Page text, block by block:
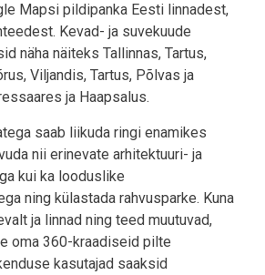
Mapsi pildipanka Eesti linnadest,
Kevad- ja suvekuude
näha näiteks Tallinnas, Tartus,
Viljandis, Tartus, Põlvas ja
ja Haapsalus.
saab liikuda ringi enamikes
nii erinevate arhitektuuri- ja
kui ka looduslike
ning külastada rahvusparke. Kuna
ja linnad ning teed muutuvad,
oma 360-kraadiseid pilte
kasutajad saaksid